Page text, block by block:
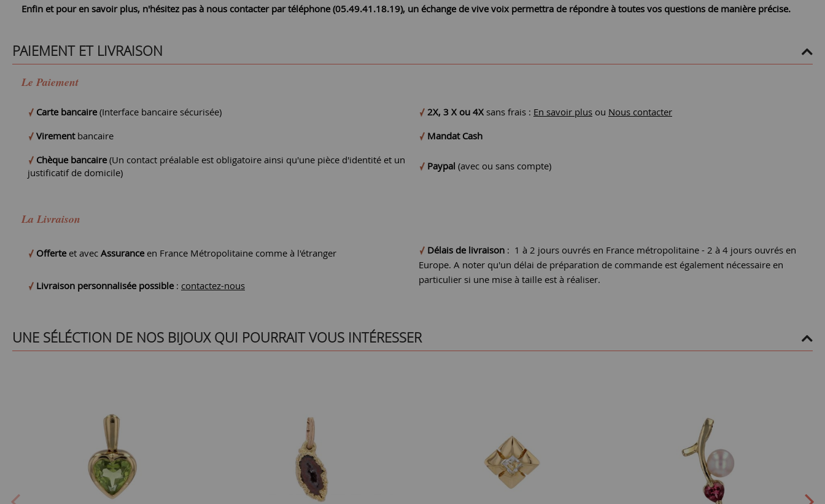
Enfin et pour en savoir plus, n'hésitez pas à nous contacter par téléphone (05.49.41.18.19), un échange de vive voix permettra de répondre à toutes vos questions de manière précise.
PAIEMENT ET LIVRAISON
Le Paiement
Carte bancaire(Interface bancaire sécurisée) 2X, 3 X ou 4Xsans frais : En savoir plus ou Nous contacter
Virementbancaire
Mandat Cash
Chèque bancaire(Un contact préalable est obligatoire ainsi qu'une pièce d'identité et un
justificatif de domicile)
Paypal (avec ou sans compte)
La Livraison
Offerteet avec Assuranceen France Métropolitaine comme à l'étranger Délais de livraison : 1 à 2 jours ouvrés en France métropolitaine - 2 à 4 jours ouvrés en
Europe. A noter qu'un délai de préparation de commande est également nécessaire en
particulier si une mise à taille est à réaliser.
Livraison personnalisée possible : contactez-nous
UNE SÉLÉCTION DE NOS BIJOUX QUI POURRAIT VOUS INTÉRESSER